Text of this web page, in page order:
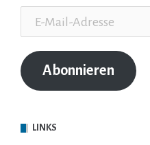
Mail-
Adresse
Abonnieren
LINKS